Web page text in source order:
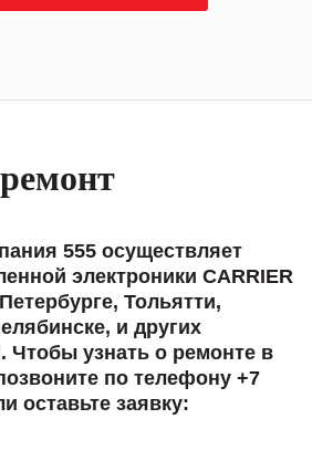
555 осуществляет
электроники CARRIER
Тольятти,
и других
Чтобы узнать о ремонте в
по телефону +7
оставьте заявку: